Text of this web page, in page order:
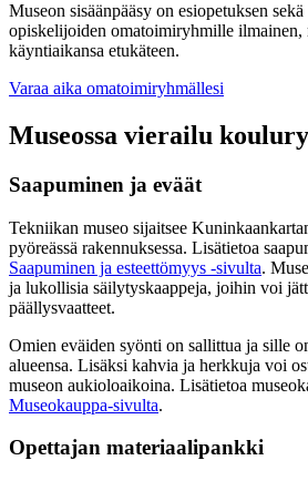
Museon sisäänpääsy on esiopetuksen sekä
opiskelijoiden omatoimiryhmille ilmainen,
käyntiaikansa etukäteen.
Varaa aika omatoimiryhmällesi
Museossa vierailu
Saapuminen ja eväät
Tekniikan museo sijaitsee
pyöreässä rakennuksessa. Lisätietoa
Saapuminen ja esteettömyys -sivulta.
ja lukollisia säilytyskaappeja, joihin voi
päällysvaatteet.
Omien eväiden syönti on sallittua ja sille
alueensa. Lisäksi kahvia ja herkkuja voi
museon aukioloaikoina. Lisätietoa
Museokauppa-sivulta.
Opettajan materiaalipankki